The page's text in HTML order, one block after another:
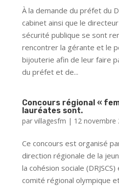
À la demande du préfet du
cabinet ainsi que le
sécurité publique se sont
rencontrer la gérante et le
bijouterie afin de leur faire
du préfet et de...
Concours régional «
lauréates sont.
par villagesfm | 12 novembre
Ce concours est organisé
direction régionale de la
la cohésion sociale
comité régional olympique